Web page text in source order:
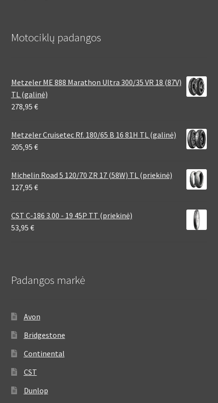
Motociklų padangos
Metzeler ME 888 Marathon Ultra 300/35 VR 18 (87V)
TL (galinė)
278,95 €
Metzeler Cruisetec Rf. 180/65 B 16 81H TL (galinė)
205,95 €
Michelin Road 5 120/70 ZR 17 (58W) TL (priekinė)
127,95 €
CST C-186 3.00 - 19 45P TT (priekinė)
53,95 €
Padangos markė
Avon
Bridgestone
Continental
CST
Dunlop